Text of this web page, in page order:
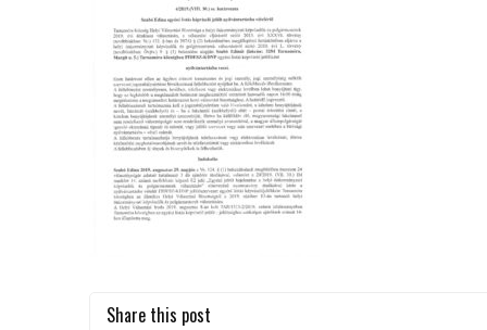
Share this post